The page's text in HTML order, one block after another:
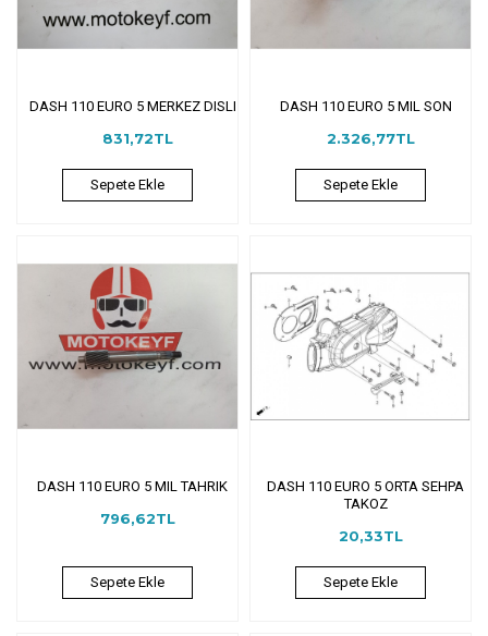
DASH 110 EURO 5 MERKEZ DISLI
831,72TL
Sepete Ekle
DASH 110 EURO 5 MIL SON
2.326,77TL
Sepete Ekle
DASH 110 EURO 5 MIL TAHRIK
796,62TL
Sepete Ekle
DASH 110 EURO 5 ORTA SEHPA
TAKOZ
20,33TL
Sepete Ekle